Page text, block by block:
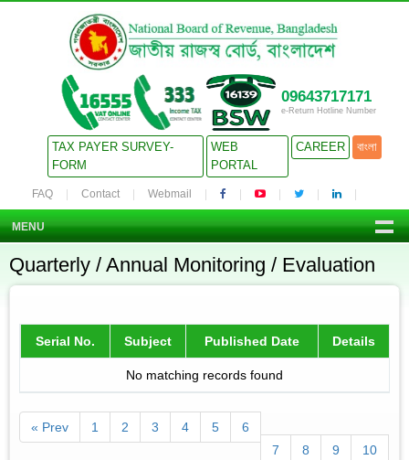
09643717171
e-Return Hotline Number
TAX PAYER SURVEY-
FORM
WEB
PORTAL
CAREER বাংলা
FAQ Contact Webmail
MENU
Quarterly / Annual Monitoring / Evaluation
Serial No. Subject Published Date Details
No matching records found
« Prev 1 2 3 4 5
6
7
8 9 10